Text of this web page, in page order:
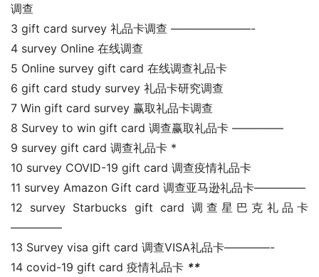
调查
3 gift card survey 礼品卡调查 ———————-
4 survey Online 在线调查
5 Online survey gift card 在线调查礼品卡
6 gift card study survey 礼品卡研究调查
7 Win gift card survey 赢取礼品卡调查
8 Survey to win gift card 调查赢取礼品卡 ————–
9 survey gift card 调查礼品卡 *
10 survey COVID-19 gift card 调查疫情礼品卡
11 survey Amazon Gift card 调查亚马逊礼品卡————–
12 survey Starbucks gift card 调查星巴克礼品卡
————–
13 Survey visa gift card 调查VISA礼品卡————-
14 covid-19 gift card 疫情礼品卡 **